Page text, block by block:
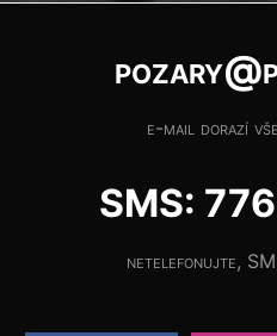
e-mail dorazí
SMS:
netelefonujte,